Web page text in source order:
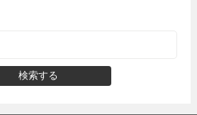
検索する